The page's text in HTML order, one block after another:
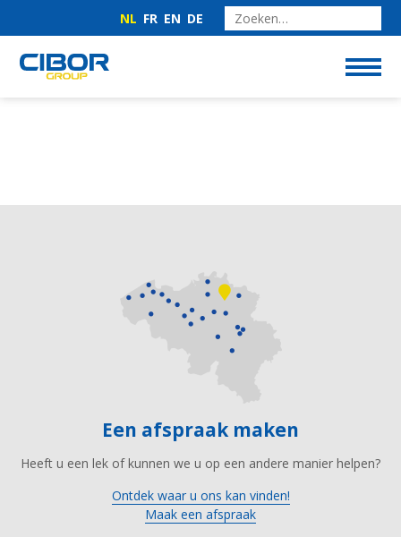
NL FR EN DE
Een afspraak maken
Heeft u een lek of kunnen we u op een andere manier helpen?
Ontdek waar u ons kan vinden!
Maak een afspraak